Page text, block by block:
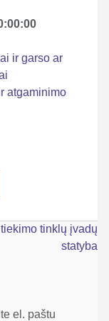
ir garso ar
atgaminimo
tinklų įvadų
statyba
el. paštu